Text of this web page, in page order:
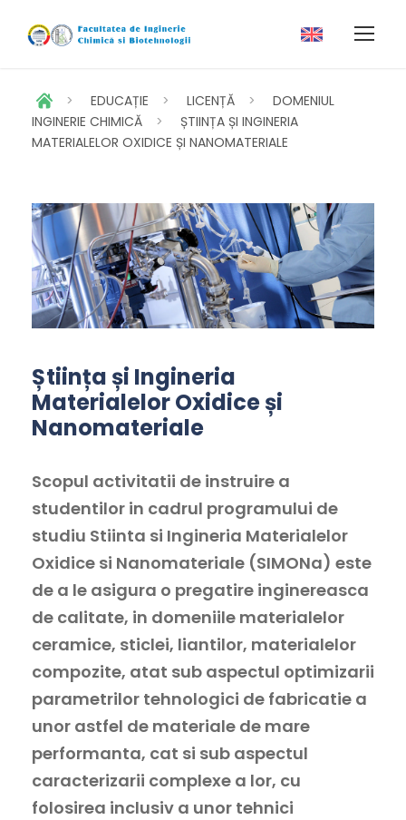
> EDUCAȚIE > LICENȚĂ >
DOMENIUL
INGINERIE CHIMICĂ
>
ȘTIINȚA ȘI INGINERIA
MATERIALELOR OXIDICE ȘI NANOMATERIALE
Știința și Ingineria
Materialelor Oxidice și
Nanomateriale
Scopul activitatii de instruire a
studentilor in cadrul programului de
studiu Stiinta si Ingineria Materialelor
Oxidice si Nanomateriale (SIMONa) este
de a le asigura o pregatire inginereasca
de calitate, in domeniile materialelor
ceramice, sticlei, liantilor, materialelor
compozite, atat sub aspectul optimizarii
parametrilor tehnologici de fabricatie a
unor astfel de materiale de mare
performanta, cat si sub aspectul
caracterizarii complexe a lor, cu
folosirea inclusiv a unor tehnici